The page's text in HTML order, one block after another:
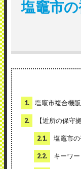
塩竈市
1. 塩竈市複合機
2. 【近所の保守
2.1. 塩竈市
2.2. キーワ